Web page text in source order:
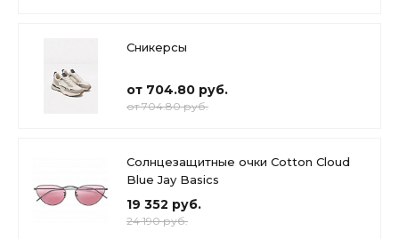
Сникерсы
от 704.80 руб.
от 704.80 руб.
Солнцезащитные очки Cotton Cloud
Blue Jay Basics
19 352 руб.
24 190 руб.